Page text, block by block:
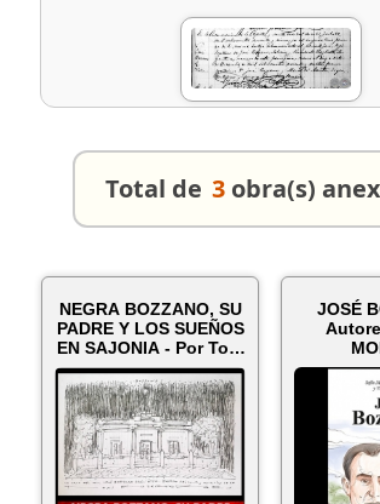
Total de 3 obra(s)
NEGRA BOZZANO, SU
PADRE Y LOS SUEÑOS
EN SAJONIA - Por Toni
Robert...
JOSÉ
Autores: